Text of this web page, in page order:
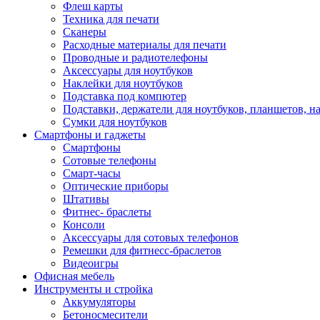
Флеш карты
Техника для печати
Сканеры
Расходные материалы для печати
Проводные и радиотелефоны
Аксессуары для ноутбуков
Наклейки для ноутбуков
Подставка под компютер
Подставки, держатели для ноутбуков, планшетов,
Сумки для ноутбуков
Смартфоны и гаджеты
Смартфоны
Сотовые телефоны
Смарт-часы
Оптические приборы
Штативы
Фитнес- браслеты
Консоли
Аксессуары для сотовых телефонов
Ремешки для фитнесс-браслетов
Видеоигры
Офисная мебель
Инструменты и стройка
Аккумуляторы
Бетоносмесители